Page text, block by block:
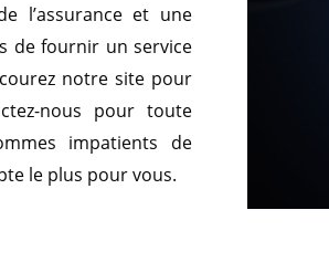
l’assurance et une
de fournir un service
notre site pour
nous pour toute
impatients de
le plus pour vous.